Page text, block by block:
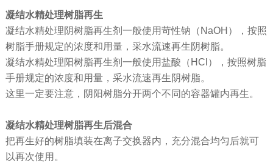
凝结水精处理树脂再生
凝结水精处理阴树脂再生剂一般使用苛性钠（NaOH），按照
树脂手册规定的浓度和用量，采水流速再生阴树脂。
凝结水精处理阳树脂再生剂一般使用盐酸（HCl），按照树脂
手册规定的浓度和用量，采水流速再生阴树脂。
这里一定要注意，阴阳树脂分开两个不同的容器罐内再生。
凝结水精处理树脂再生后混合
把再生好的树脂填装在离子交换器内，充分混合均匀后就可
以再次使用。